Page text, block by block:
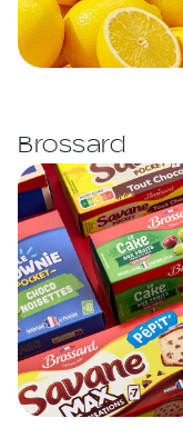
Brossard